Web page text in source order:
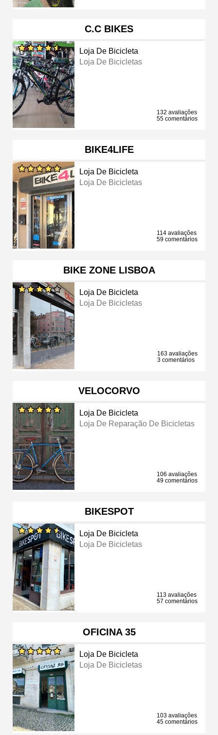
C.C BIKES
Loja De Bicicleta
Loja De Bicicletas
132 avaliações
55 comentários
BIKE4LIFE
Loja De Bicicleta
Loja De Bicicletas
114 avaliações
59 comentários
BIKE ZONE LISBOA
Loja De Bicicleta
Loja De Bicicletas
163 avaliações
3 comentários
VELOCORVO
Loja De Bicicleta
Loja De Reparação De Bicicletas
106 avaliações
49 comentários
BIKESPOT
Loja De Bicicleta
Loja De Bicicletas
113 avaliações
57 comentários
OFICINA 35
Loja De Bicicleta
Loja De Bicicletas
103 avaliações
45 comentários